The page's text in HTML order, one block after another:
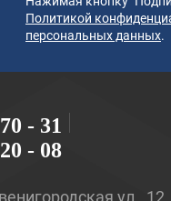
Политикой
персональных данных.
- 31
- 08
ул., 12,